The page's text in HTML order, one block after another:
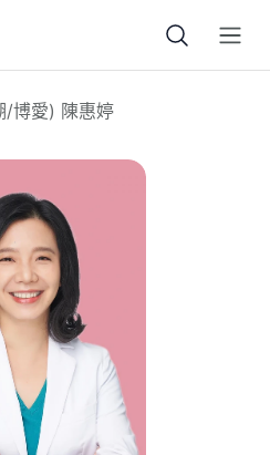
/博愛) 陳惠婷